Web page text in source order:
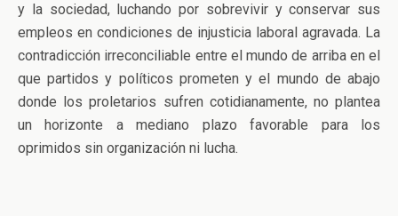
y la sociedad, luchando por sobrevivir y conservar sus
empleos en condiciones de injusticia laboral agravada. La
contradicción irreconciliable entre el mundo de arriba en el
que partidos y políticos prometen y el mundo de abajo
donde los proletarios sufren cotidianamente, no plantea
un horizonte a mediano plazo favorable para los
oprimidos sin organización ni lucha.